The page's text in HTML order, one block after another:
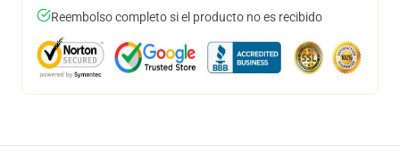
Reembolso completo si el producto no es recibido